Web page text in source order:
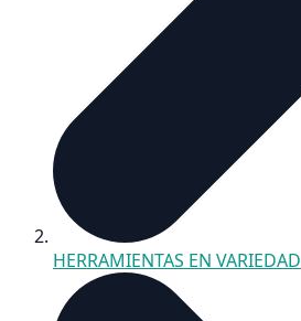
HERRAMIENTAS EN VARIEDAD